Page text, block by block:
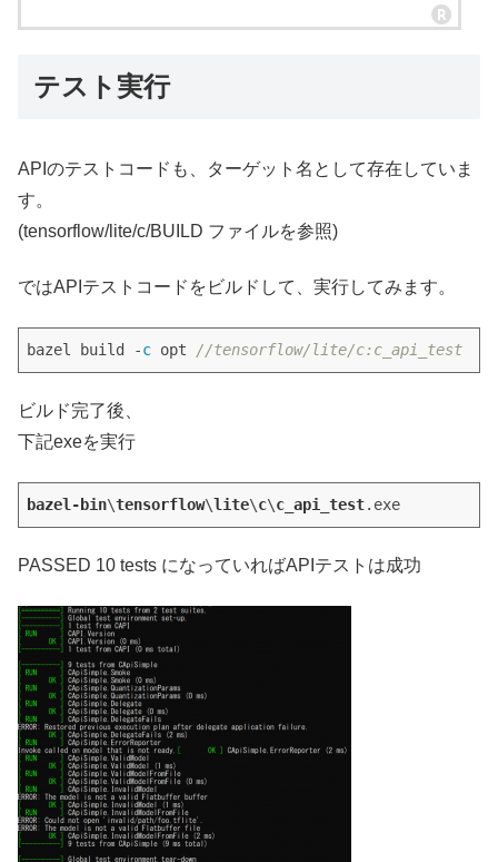
テスト実行
APIのテストコードも、ターゲット名として存在していま
す。
(tensorflow/lite/c/BUILD ファイルを参照)
ではAPIテストコードをビルドして、実行してみます。
bazel build -c opt //tensorflow/lite/c:c_api_test
ビルド完了後、
下記exeを実行
bazel-bin\tensorflow\lite\c\c_api_test.exe
PASSED 10 tests になっていればAPIテストは成功